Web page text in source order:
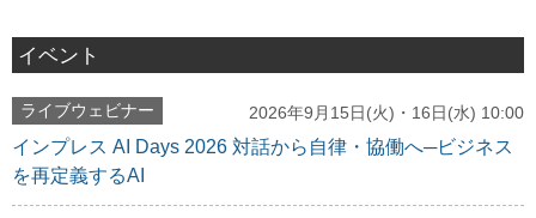
イベント
ライブウェビナー 2026年9月15日(火)・16日(水) 10:00
インプレス AI Days 2026 対話から自律・協働へ─ビジネス
を再定義するAI